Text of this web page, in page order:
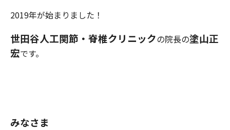
2019年が始まりました！
世田谷人工関節・脊椎クリニックの院長の塗山正
宏です。
みなさま